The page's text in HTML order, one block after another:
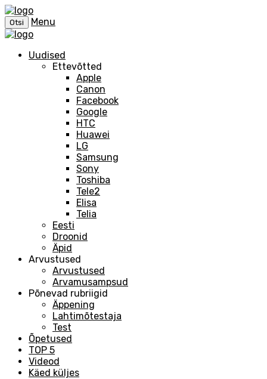
Otsi Menu
Uudised
Ettevõtted
Apple
Canon
Facebook
Google
HTC
Huawei
LG
Samsung
Sony
Toshiba
Tele2
Elisa
Telia
Eesti
Droonid
Äpid
Arvustused
Arvustused
Arvamusampsud
Põnevad rubriigid
Äppening
Lahtimõtestaja
Test
Õpetused
TOP 5
Videod
Käed küljes